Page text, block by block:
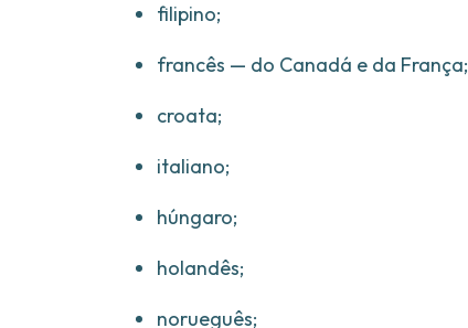
filipino;
francês — do Canadá e da França;
croata;
italiano;
húngaro;
holandês;
norueguês;